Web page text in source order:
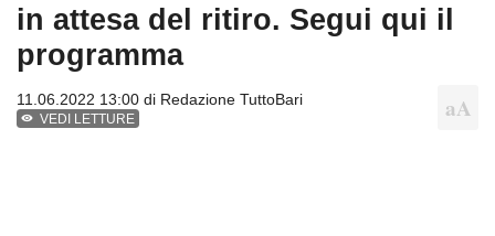
in attesa del ritiro. Segui qui il
programma
11.06.2022 13:00 di Redazione TuttoBari
VEDI LETTURE